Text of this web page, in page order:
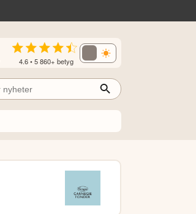
4.6 • 5 860+ betyg